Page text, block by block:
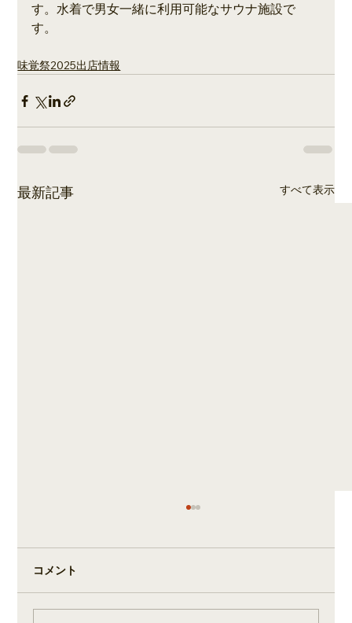
す。水着で男女一緒に利用可能なサウナ施設で
す。
味覚祭2025出店情報
最新記事 すべて表示
コメント